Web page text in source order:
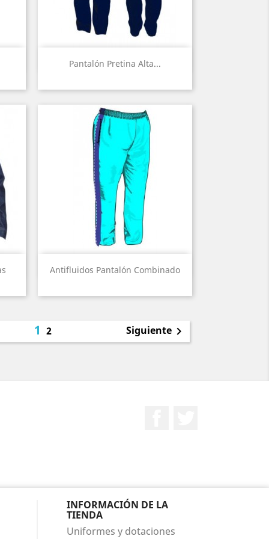
Pantalón Pretina Alta...
Vista rápida
Antifluidos Pantalón Combinado
 Vista rápida
12 Siguiente
INFORMACIÓN DE LA
TIENDA
Uniformes y dotaciones